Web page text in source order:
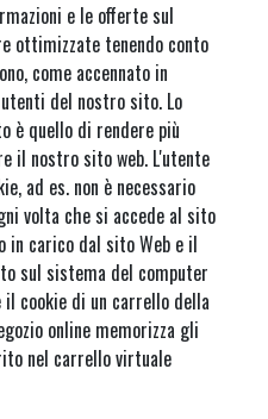
e le offerte sul
ottimizzate tenendo conto
come accennato in
del nostro sito. Lo
è quello di rendere più
il nostro sito web. L'utente
ad es. non è necessario
volta che si accede al sito
in carico dal sito Web e il
sul sistema del computer
cookie di un carrello della
online memorizza gli
nel carrello virtuale